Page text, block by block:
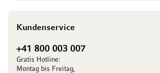
Kundenservice
+41 800 003 007
Gratis Hotline:
Montag bis Freitag,